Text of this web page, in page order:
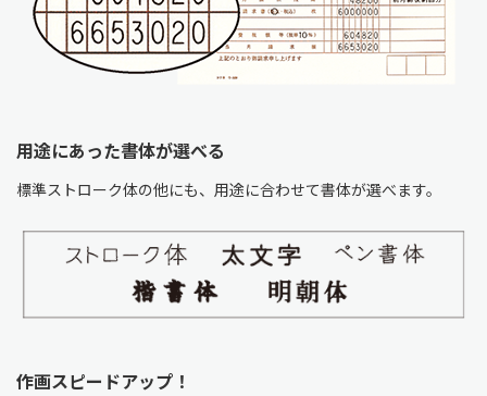
用途にあった書体が選べる
標準ストローク体の他にも、用途に合わせて書体が選べます。
作画スピードアップ！